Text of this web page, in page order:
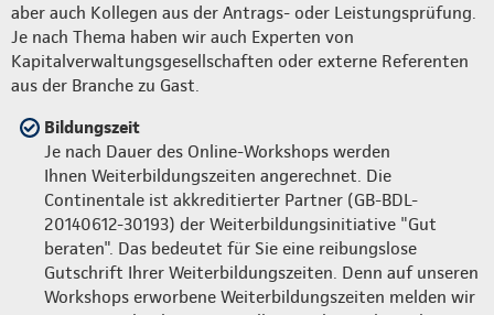
aber auch Kollegen aus der Antrags- oder Leistungsprüfung.
Je nach Thema haben wir auch Experten von
Kapitalverwaltungsgesellschaften oder externe Referenten
aus der Branche zu Gast.
Bildungszeit
Je nach Dauer des Online-Workshops werden
Ihnen Weiterbildungszeiten angerechnet. Die
Continentale ist akkreditierter Partner (GB-BDL-
20140612-30193) der Weiterbildungsinitiative "Gut
beraten". Das bedeutet für Sie eine reibungslose
Gutschrift Ihrer Weiterbildungszeiten. Denn auf unseren
Workshops erworbene Weiterbildungszeiten melden wir